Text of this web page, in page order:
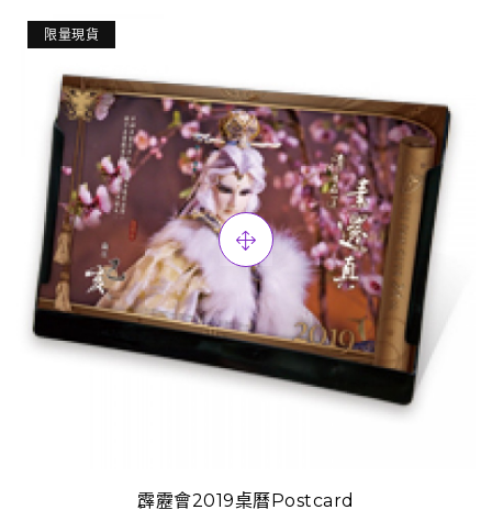
限量現貨
霹靂會2019桌曆Postcard